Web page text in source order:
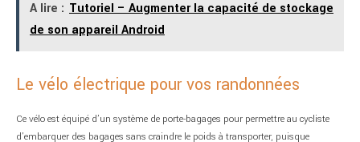
A lire : Tutoriel – Augmenter la capacité de stockage
de son appareil Android
Le vélo électrique pour vos randonnées
Ce vélo est équipé d’un système de porte-bagages pour permettre au cycliste
d’embarquer des bagages sans craindre le poids à transporter, puisque